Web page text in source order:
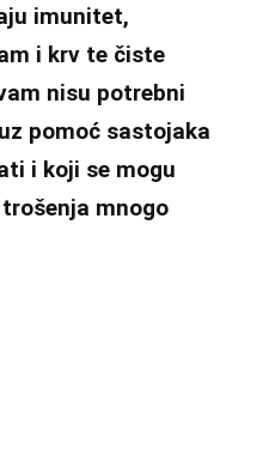
imunitet,
i krv te čiste
nisu potrebni
pomoć sastojaka
i koji se mogu
mnogo